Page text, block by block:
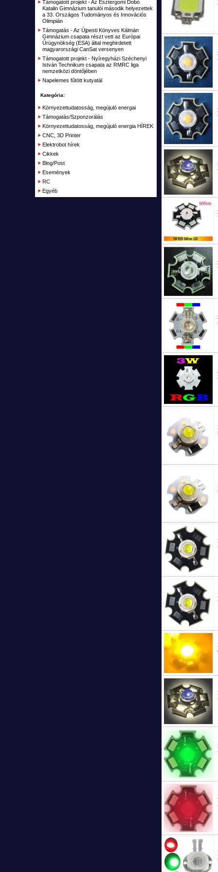
Csatlakozó
Szimulátorok
Távirányítók, vevők RC
Akku töltők, adapterek
Alkatrészek, Tuning
Kiegészítők, Építőanyag
Elemek, akkumulátorok
Plusz
Kifutott termékek
Garázs
Támogatott projekt - Az Esztergomi Dobó
Katalin Gimnázium tanulói második helyezettek
a 33. Országos Tudományos és Innovációs
Olimpián
Támogatás - Az Újpesti Könyves Kálmán
Gimnázium csapata részt vett az Európai
Űrügynökség (ESA) által meghirdetett
magyarországi CanSat versenyen
Támogatott projekt - Nyíregyházi Széchenyi
István Technikum csapata az RMRC liga
nemzetközi döntőjében
Napelemes fűtött kutyatál
Kategória:
Környezettudatosság, megújuló energai
Támogatás/Szponzorálás
Környezettudatosság, megújuló energia HÍREK
CNC, 3D Printer
Elektrobot hírek
Cikkek
Blog/Post
Események
RC
Egyéb